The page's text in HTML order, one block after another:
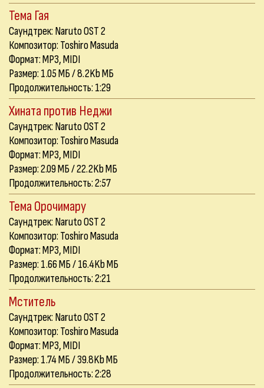
Тема Гая
Саундтрек: Naruto OST 2
Композитор: Toshiro Masuda
Формат: MP3, MIDI
Размер: 1.05 МБ / 8.2Kb МБ
Продолжительность: 1:29
Хината против Неджи
Саундтрек: Naruto OST 2
Композитор: Toshiro Masuda
Формат: MP3, MIDI
Размер: 2.09 МБ / 22.2Kb МБ
Продолжительность: 2:57
Тема Орочимару
Саундтрек: Naruto OST 2
Композитор: Toshiro Masuda
Формат: MP3, MIDI
Размер: 1.66 МБ / 16.4Kb МБ
Продолжительность: 2:21
Мститель
Саундтрек: Naruto OST 2
Композитор: Toshiro Masuda
Формат: MP3, MIDI
Размер: 1.74 МБ / 39.8Kb МБ
Продолжительность: 2:28